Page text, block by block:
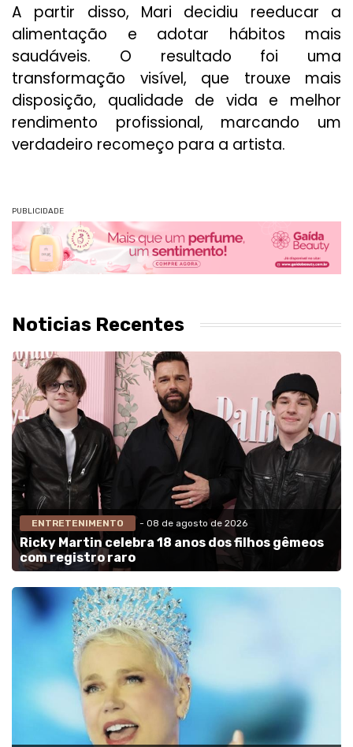
A partir disso, Mari decidiu reeducar a
alimentação e adotar hábitos mais
saudáveis. O resultado foi uma
transformação visível, que trouxe mais
disposição, qualidade de vida e melhor
rendimento profissional, marcando um
verdadeiro recomeço para a artista.
PUBLICIDADE
Noticias Recentes
ENTRETENIMENTO - 08 de agosto de 2026
Ricky Martin celebra 18 anos dos filhos gêmeos
com registro raro